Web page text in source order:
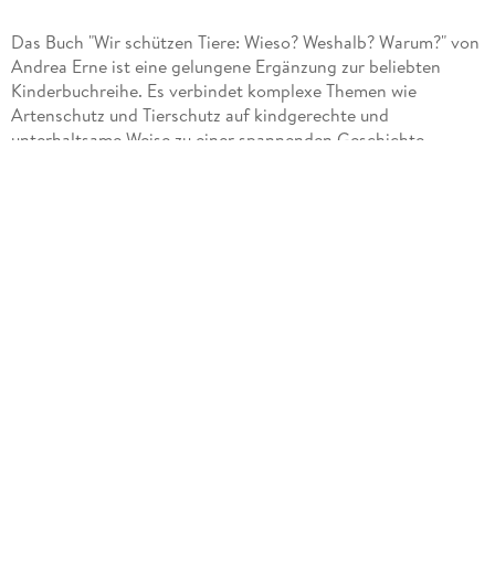
Das Buch "Wir schützen Tiere: Wieso? Weshalb? Warum?" von
Andrea Erne ist eine gelungene Ergänzung zur beliebten
Kinderbuchreihe. Es verbindet komplexe Themen wie
Artenschutz und Tierschutz auf kindgerechte und
unterhaltsame Weise zu einer spannenden Geschichte.